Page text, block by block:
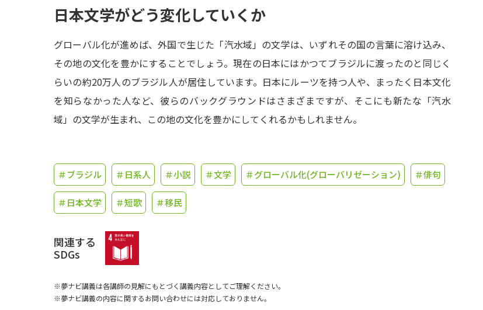
大学で学びたい学問発見
学問のミニ講義「夢ナビ講義」
Ｑ＆Ａ よくあるご質問
日本文学がどう変化していくか
グローバル化が進めば、外国で生じた「汽水域」の文学は、いずれその国の言葉に溶け込み、
その地の文化を豊かにすることでしょう。現在の日本にはかつてブラジルに渡ったのと同じく
らいの約20万人のブラジル人が居住しています。日本にルーツを持つ人や、まったく日本文化
を知らなかった人など、彼らのバックグラウンドはさまざまですが、そこにも新たな「汽水
域」の文学が生まれ、この地の文化を豊かにしてくれるかもしれません。
＃ブラジル ＃日系人 ＃小説 ＃文学 ＃グローバル化(グローバリゼーション) ＃俳句
＃日本文学 ＃短歌 ＃移民
関連する
SDGs
※夢ナビ講義は各講師の見解にもとづく講義内容としてご理解ください。
※夢ナビ講義の内容に関するお問い合わせには対応しておりません。